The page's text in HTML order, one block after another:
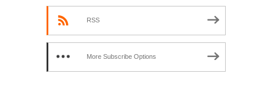
RSS
More Subscribe Options